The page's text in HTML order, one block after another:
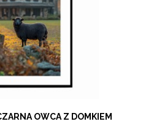
OWCA Z DOMKIEM